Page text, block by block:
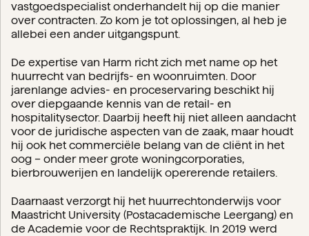
vastgoedspecialist onderhandelt hij op die manier
over contracten. Zo kom je tot oplossingen, al heb je
allebei een ander uitgangspunt.
De expertise van Harm richt zich met name op het
huurrecht van bedrijfs- en woonruimten. Door
jarenlange advies- en proceservaring beschikt hij
over diepgaande kennis van de retail- en
hospitalitysector. Daarbij heeft hij niet alleen aandacht
voor de juridische aspecten van de zaak, maar houdt
hij ook het commerciële belang van de cliënt in het
oog – onder meer grote woningcorporaties,
bierbrouwerijen en landelijk opererende retailers.
Daarnaast verzorgt hij het huurrechtonderwijs voor
Maastricht University (Postacademische Leergang) en
de Academie voor de Rechtspraktijk. In 2019 werd